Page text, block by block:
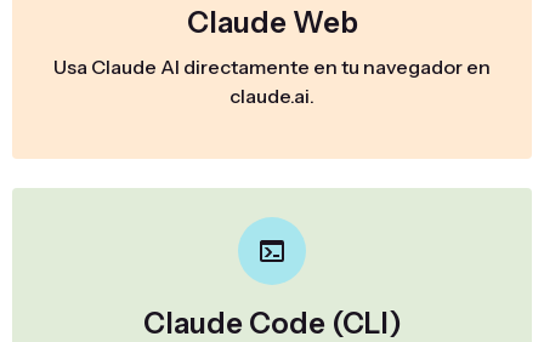
Claude Web
Usa Claude AI directamente en tu navegador en
claude.ai.
Claude Code (CLI)